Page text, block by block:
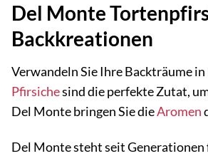
Del Monte
Backkreationen
Verwandeln Sie Ihre Backträume
Pfirsichesind die perfekte Zutat,
Del Monte bringen Sie dieAromen
Del Monte steht seit